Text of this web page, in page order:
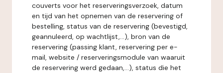
couverts voor het reserveringsverzoek, datum
en tijd van het opnemen van de reservering of
bestelling, status van de reservering (bevestigd,
geannuleerd, op wachtlijst,...), bron van de
reservering (passing klant, reservering per e-
mail, website / reserveringsmodule van waaruit
de reservering werd gedaan,...), status die het